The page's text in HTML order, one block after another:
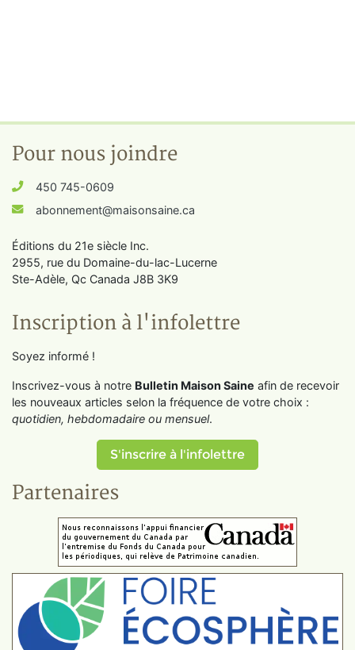
Pour nous joindre
450 745-0609
abonnement@maisonsaine.ca
Éditions du 21e siècle Inc.
2955, rue du Domaine-du-lac-Lucerne
Ste-Adèle, Qc Canada J8B 3K9
Inscription à l'infolettre
Soyez informé !
Inscrivez-vous à notre Bulletin Maison Saine afin de recevoir
les nouveaux articles selon la fréquence de votre choix :
quotidien, hebdomadaire ou mensuel.
S'inscrire à l'infolettre
Partenaires